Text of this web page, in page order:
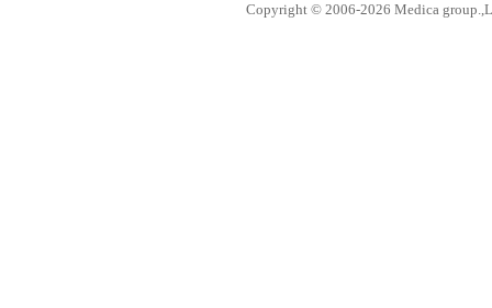
Copyright © 2006-2026 Medica